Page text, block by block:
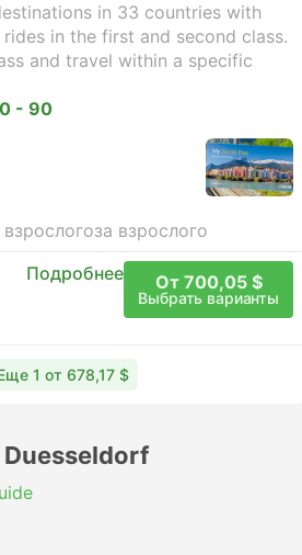
in 33 countries with
in the first and second class.
and travel within a specific
- 90
взрослогоза взрослого
Подробнее От 700,05 $
Выбрать варианты
1 от 678,17 $
Duesseldorf